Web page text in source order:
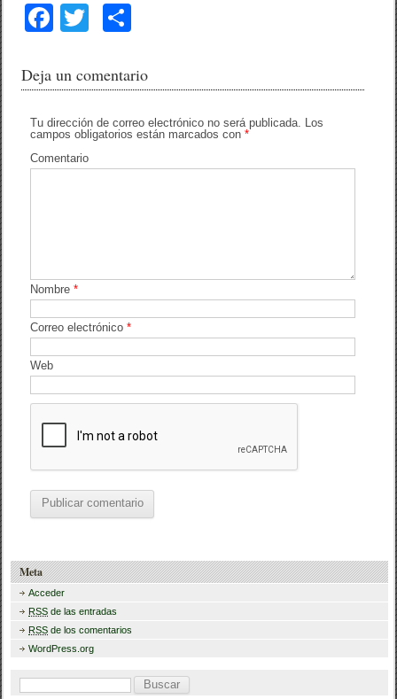
F
c
b
o
T
tt
m
ar
Deja un comentario
Tu dirección de correo electrónico no será publicada. Los
campos obligatorios están marcados con*
Comentario
Nombre*
Correo electrónico*
Web
Meta
Acceder
RSS de las entradas
RSS de los comentarios
WordPress.org
B